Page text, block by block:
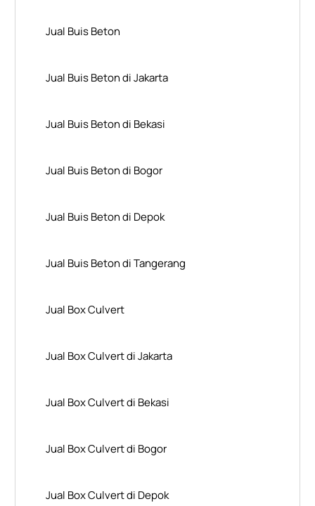
Jual Buis Beton
Jual Buis Beton di Jakarta
Jual Buis Beton di Bekasi
Jual Buis Beton di Bogor
Jual Buis Beton di Depok
Jual Buis Beton di Tangerang
Jual Box Culvert
Jual Box Culvert di Jakarta
Jual Box Culvert di Bekasi
Jual Box Culvert di Bogor
Jual Box Culvert di Depok